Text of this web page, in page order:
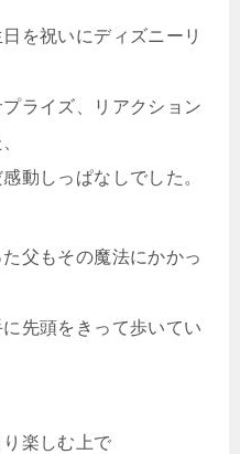
を祝いにディズニーリ
ライズ、リアクション
動しっぱなしでした。
父もその魔法にかかっ
先頭をきって歩いてい
楽しむ上で